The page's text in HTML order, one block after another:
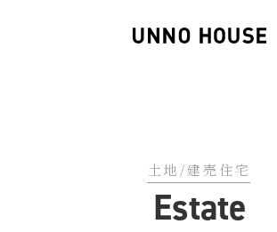
土地/建売住宅
Estate